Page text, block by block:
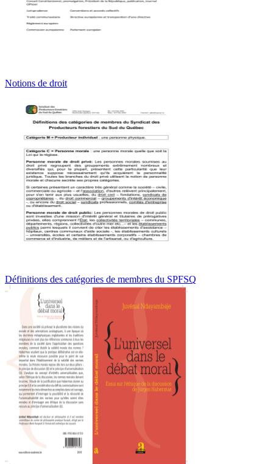
Notions de droit
Définitions des catégories de membres du SPFSQ